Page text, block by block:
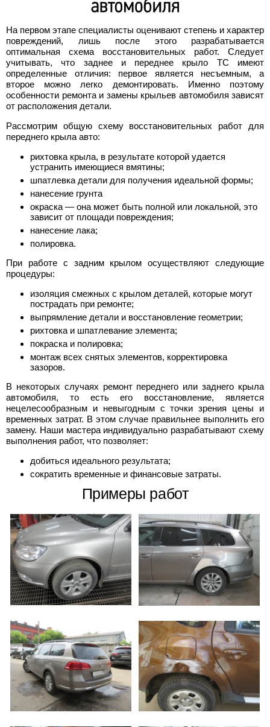
На первом этапе специалисты оценивают степень и характер
повреждений, лишь после этого разрабатывается
оптимальная схема восстановительных работ. Следует
учитывать, что заднее и переднее крыло ТС имеют
определенные отличия: первое является несъемным, а
второе можно легко демонтировать. Именно поэтому
особенности ремонта и замены крыльев автомобиля зависят
от расположения детали.
Рассмотрим общую схему восстановительных работ для
переднего крыла авто:
рихтовка крыла, в результате которой удается
устранить имеющиеся вмятины;
шпатлевка детали для получения идеальной формы;
нанесение грунта
окраска — она может быть полной или локальной, это
зависит от площади повреждения;
нанесение лака;
полировка.
При работе с задним крылом осуществляют следующие
процедуры:
изоляция смежных с крылом деталей, которые могут
пострадать при ремонте;
выпрямление детали и восстановление геометрии;
рихтовка и шпатлевание элемента;
покраска и полировка;
монтаж всех снятых элементов, корректировка
зазоров.
В некоторых случаях ремонт переднего или заднего крыла
автомобиля, то есть его восстановление, является
нецелесообразным и невыгодным с точки зрения цены и
временных затрат. В этом случае правильнее выполнить его
замену. Наши мастера индивидуально разрабатывают схему
выполнения работ, что позволяет:
добиться идеального результата;
сократить временные и финансовые затраты.
Примеры работ